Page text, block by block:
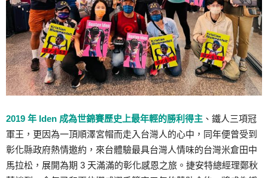
2019 年 Iden 成為世錦賽歷史上最年輕的勝利得主 、鐵人三項冠
軍王，更因為一頂順澤宮帽而走入台灣人的心中，同年便曾受到
彰化縣政府熱情邀約，來台體驗最具台灣人情味的台灣米倉田中
馬拉松，展開為期 3 天滿滿的彰化感恩之旅。捷安特總經理鄭秋